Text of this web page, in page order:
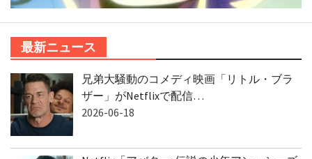
最新ニュース
兄弟大騒動のコメディ映画「リトル・ブラ
ザー」がNetflixで配信…
2026-06-18